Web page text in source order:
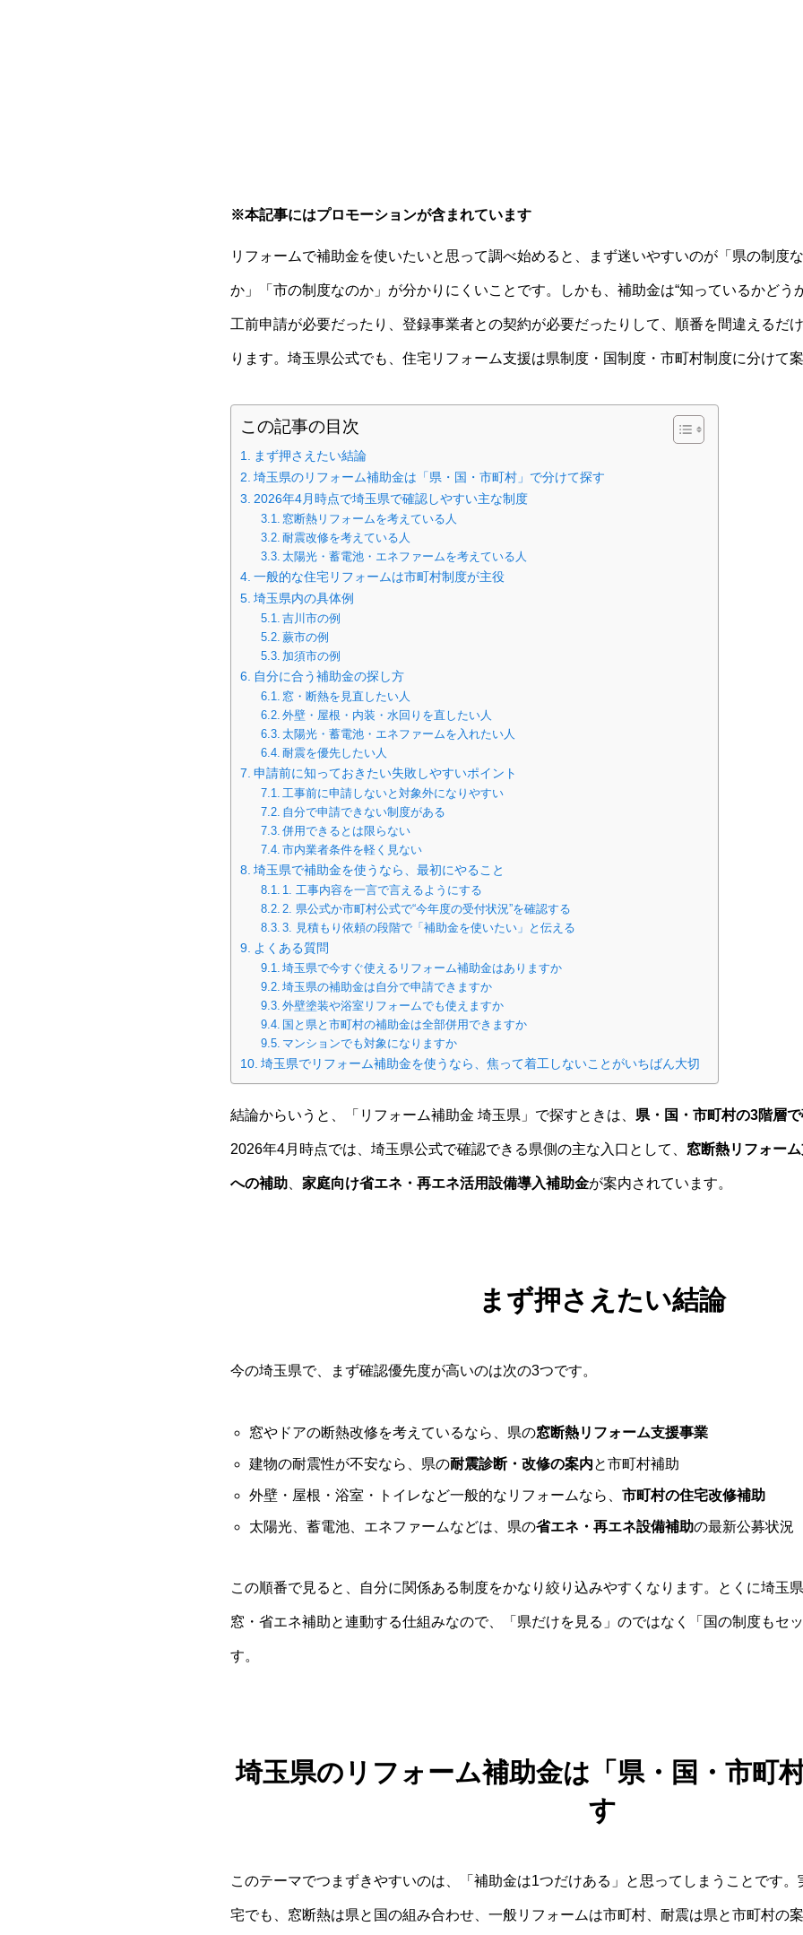
※本記事にはプロモーションが含まれています
リフォームで補助金を使いたいと思って調べ始めると、まず迷いやすいのが「県の制度
か」「市の制度なのか」が分かりにくいことです。しかも、補助金は“知っているかどう
工前申請が必要だったり、登録事業者との契約が必要だったりして、順番を間違えるだ
ります。埼玉県公式でも、住宅リフォーム支援は県制度・国制度・市町村制度に分けて案
この記事の目次
まず押さえたい結論
埼玉県のリフォーム補助金は「県・国・市町村」で分けて探す
2026年4月時点で埼玉県で確認しやすい主な制度
窓断熱リフォームを考えている人
耐震改修を考えている人
太陽光・蓄電池・エネファームを考えている人
一般的な住宅リフォームは市町村制度が主役
埼玉県内の具体例
吉川市の例
蕨市の例
加須市の例
自分に合う補助金の探し方
窓・断熱を見直したい人
外壁・屋根・内装・水回りを直したい人
太陽光・蓄電池・エネファームを入れたい人
耐震を優先したい人
申請前に知っておきたい失敗しやすいポイント
工事前に申請しないと対象外になりやすい
自分で申請できない制度がある
併用できるとは限らない
市内業者条件を軽く見ない
埼玉県で補助金を使うなら、最初にやること
1. 工事内容を一言で言えるようにする
2. 県公式か市町村公式で“今年度の受付状況”を確認する
3. 見積もり依頼の段階で「補助金を使いたい」と伝える
よくある質問
埼玉県で今すぐ使えるリフォーム補助金はありますか
埼玉県の補助金は自分で申請できますか
外壁塗装や浴室リフォームでも使えますか
国と県と市町村の補助金は全部併用できますか
マンションでも対象になりますか
埼玉県でリフォーム補助金を使うなら、焦って着工しないことがいちばん大切
結論からいうと、「リフォーム補助金 埼玉県」で探すときは、 県・国・市町村の3階層
2026年4月時点では、埼玉県公式で確認できる県側の主な入口として、 窓断熱リフォー
への補助 家庭向け省エネ・再エネ活用設備導入補助金が案内されています。
まず押さえたい結論
今の埼玉県で、まず確認優先度が高いのは次の3つです。
窓やドアの断熱改修を考えているなら、県の窓断熱リフォーム支援事業
建物の耐震性が不安なら、県の耐震診断・改修の案内と市町村補助
外壁・屋根・浴室・トイレなど一般的なリフォームなら、 市町村の住宅改修補助
太陽光、蓄電池、エネファームなどは、県の省エネ・再エネ設備補助の最新公募状況
この順番で見ると、自分に関係ある制度をかなり絞り込みやすくなります。とくに埼玉
窓・省エネ補助と連動する仕組みなので、「県だけを見る」のではなく「国の制度もセ
す。
埼玉県のリフォーム補助金は「県・国・市町
す
このテーマでつまずきやすいのは、「補助金は1つだけある」と思ってしまうことです
宅でも、窓断熱は県と国の組み合わせ、一般リフォームは市町村、耐震は県と市町村の